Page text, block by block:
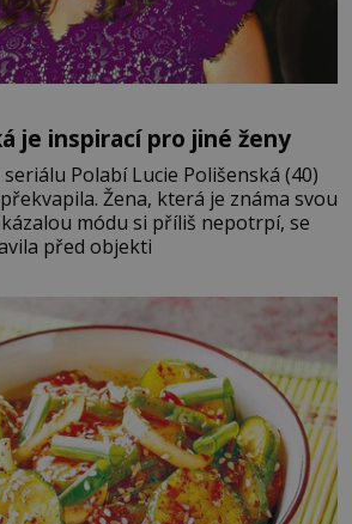
je inspirací pro jiné ženy
Polabí Lucie Polišenská (40)
Žena, která je známa svou
módu si příliš nepotrpí, se
před objekti